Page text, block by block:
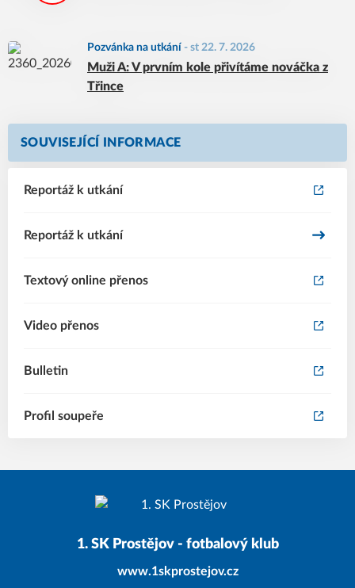
Pozvánka na utkání - st 22. 7. 2026
Muži A: V prvním kole přivítáme nováčka z
Třince
SOUVISEJÍCÍ INFORMACE
Reportáž k utkání
Reportáž k utkání
Textový online přenos
Video přenos
Bulletin
Profil soupeře
1. SK Prostějov - fotbalový klub
www.1skprostejov.cz